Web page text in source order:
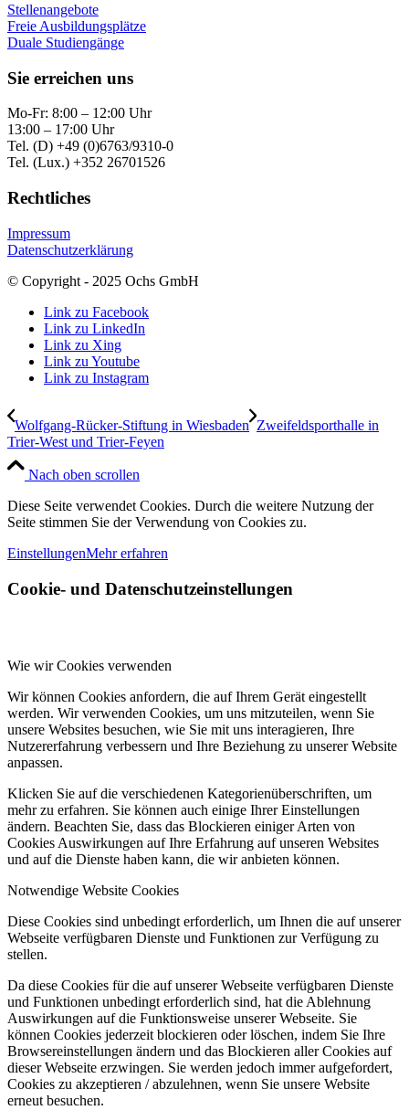
Stellenangebote
Freie Ausbildungsplätze
Duale Studiengänge
Sie erreichen uns
Mo-Fr: 8:00 – 12:00 Uhr
13:00 – 17:00 Uhr
Tel. (D) +49 (0)6763/9310-0
Tel. (Lux.) +352 26701526
Rechtliches
Impressum
Datenschutzerklärung
© Copyright - 2025 Ochs GmbH
Link zu Facebook
Link zu LinkedIn
Link zu Xing
Link zu Youtube
Link zu Instagram
Wolfgang-Rücker-Stiftung in Wiesbaden Zweifeldsporthalle in
Trier-West und Trier-Feyen
Nach oben scrollen
Diese Seite verwendet Cookies. Durch die weitere Nutzung der
Seite stimmen Sie der Verwendung von Cookies zu.
EinstellungenMehr erfahren
Cookie- und Datenschutzeinstellungen
Wie wir Cookies verwenden
Wir können Cookies anfordern, die auf Ihrem Gerät eingestellt
werden. Wir verwenden Cookies, um uns mitzuteilen, wenn Sie
unsere Websites besuchen, wie Sie mit uns interagieren, Ihre
Nutzererfahrung verbessern und Ihre Beziehung zu unserer Website
anpassen.
Klicken Sie auf die verschiedenen Kategorienüberschriften, um
mehr zu erfahren. Sie können auch einige Ihrer Einstellungen
ändern. Beachten Sie, dass das Blockieren einiger Arten von
Cookies Auswirkungen auf Ihre Erfahrung auf unseren Websites
und auf die Dienste haben kann, die wir anbieten können.
Notwendige Website Cookies
Diese Cookies sind unbedingt erforderlich, um Ihnen die auf unserer
Webseite verfügbaren Dienste und Funktionen zur Verfügung zu
stellen.
Da diese Cookies für die auf unserer Webseite verfügbaren Dienste
und Funktionen unbedingt erforderlich sind, hat die Ablehnung
Auswirkungen auf die Funktionsweise unserer Webseite. Sie
können Cookies jederzeit blockieren oder löschen, indem Sie Ihre
Browsereinstellungen ändern und das Blockieren aller Cookies auf
dieser Webseite erzwingen. Sie werden jedoch immer aufgefordert,
Cookies zu akzeptieren / abzulehnen, wenn Sie unsere Website
erneut besuchen.